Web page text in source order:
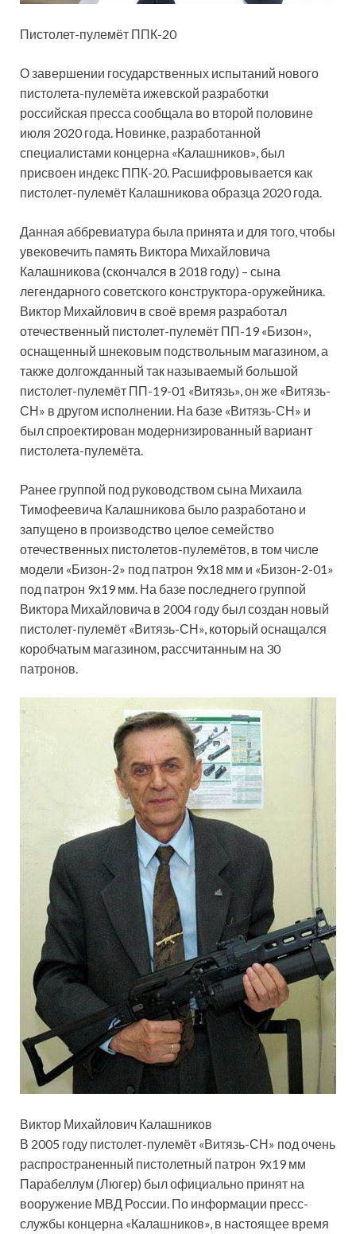
Пистолет-пулемёт ППК-20
О завершении государственных испытаний нового
пистолета-пулемёта ижевской разработки
российская пресса сообщала во второй половине
июля 2020 года. Новинке, разработанной
специалистами концерна «Калашников», был
присвоен индекс ППК-20. Расшифровывается как
пистолет-пулемёт Калашникова образца 2020 года.
Данная аббревиатура была принята и для того, чтобы
увековечить память Виктора Михайловича
Калашникова (скончался в 2018 году) – сына
легендарного советского конструктора-оружейника.
Виктор Михайлович в своё время разработал
отечественный пистолет-пулемёт ПП-19 «Бизон»,
оснащенный шнековым подствольным магазином, а
также долгожданный так называемый большой
пистолет-пулемёт ПП-19-01 «Витязь», он же «Витязь-
СН» в другом исполнении. На базе «Витязь-СН» и
был спроектирован модернизированный вариант
пистолета-пулемёта.
Ранее группой под руководством сына Михаила
Тимофеевича Калашникова было разработано и
запущено в производство целое семейство
отечественных пистолетов-пулемётов, в том числе
модели «Бизон-2» под патрон 9х18 мм и «Бизон-2-01»
под патрон 9х19 мм. На базе последнего группой
Виктора Михайловича в 2004 году был создан новый
пистолет-пулемёт «Витязь-СН», который оснащался
коробчатым магазином, рассчитанным на 30
патронов.
Виктор Михайлович Калашников
В 2005 году пистолет-пулемёт «Витязь-СН» под очень
распространенный пистолетный патрон 9х19 мм
Парабеллум (Люгер) был официально принят на
вооружение МВД России. По информации пресс-
службы концерна «Калашников», в настоящее время